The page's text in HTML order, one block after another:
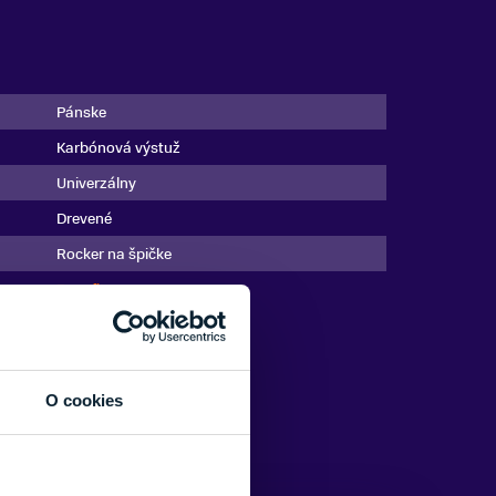
O cookies
Pánske
Karbónová výstuž
Univerzálny
Drevené
Rocker na špičke
Dynafit